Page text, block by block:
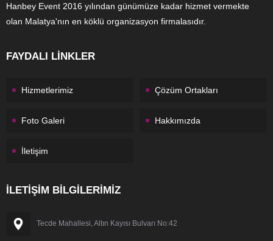
Hanbey Event 2016 yılından günümüze kadar hizmet vermekte
olan Malatya'nın en köklü organizasyon firmalasıdır.
FAYDALI LİNKLER
Hizmetlerimiz Çözüm Ortakları
Foto Galeri Hakkımızda
İletişim
İLETİŞİM BİLGİLERİMİZ
Tecde Mahallesi, Altın Kayısı Bulvarı No:42